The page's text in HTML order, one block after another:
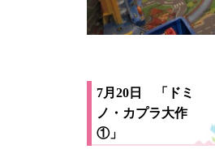
7月20日 「ドミ
ノ・カプラ大作
①」